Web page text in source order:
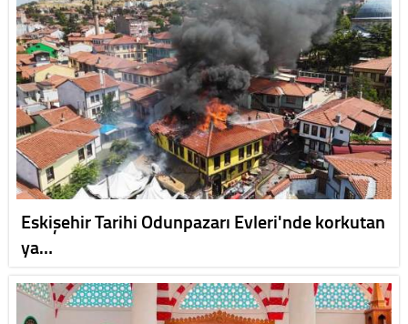
Eskişehir Tarihi Odunpazarı Evleri'nde korkutan
ya…